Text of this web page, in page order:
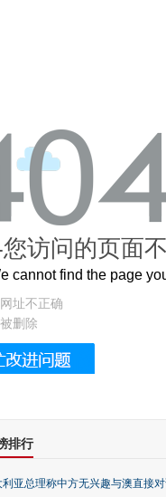
多美？
访问的页面
cannot find the page
址不正确
删除
排行
利亚总理称中方无兴趣与澳直接